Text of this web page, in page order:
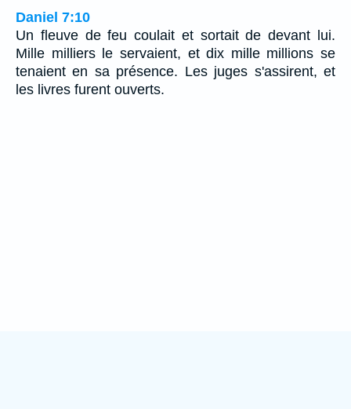
Daniel 7:10
Un fleuve de feu coulait et sortait de devant lui.
Mille milliers le servaient, et dix mille millions se
tenaient en sa présence. Les juges s'assirent, et
les livres furent ouverts.